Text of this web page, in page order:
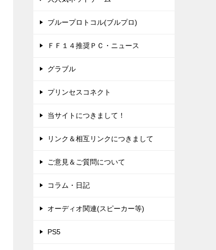
ブループロトコル(ブルプロ)
ＦＦ１４推奨ＰＣ・ニュース
グラブル
プリンセスコネクト
当サイトにつきまして！
リンク＆相互リンクにつきまして
ご意見＆ご質問について
コラム・日記
オーディオ関連(スピーカー等)
PS5